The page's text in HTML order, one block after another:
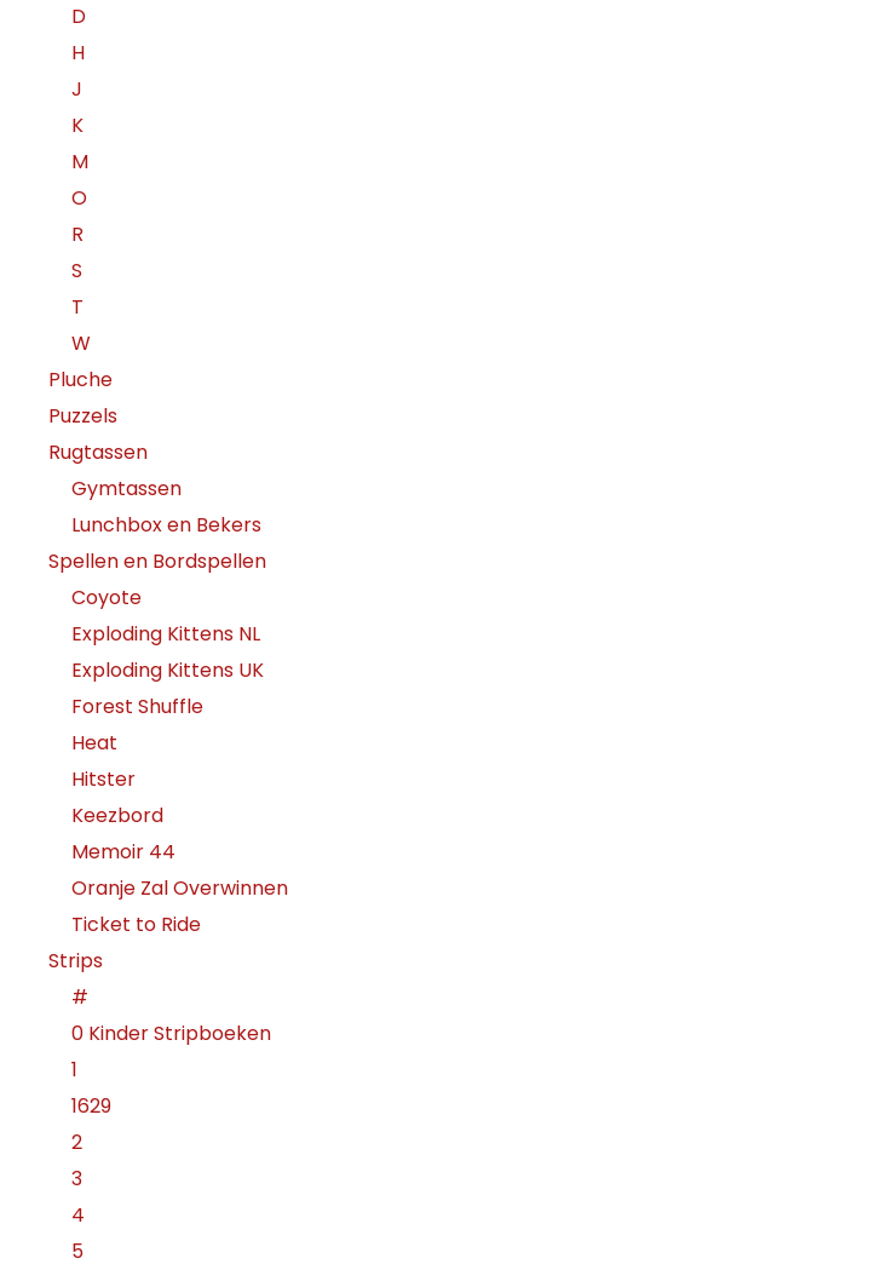
D
H
J
K
M
O
R
S
T
W
Pluche
Puzzels
Rugtassen
Gymtassen
Lunchbox en Bekers
Spellen en Bordspellen
Coyote
Exploding Kittens NL
Exploding Kittens UK
Forest Shuffle
Heat
Hitster
Keezbord
Memoir 44
Oranje Zal Overwinnen
Ticket to Ride
Strips
#
0 Kinder Stripboeken
1
1629
2
3
4
5